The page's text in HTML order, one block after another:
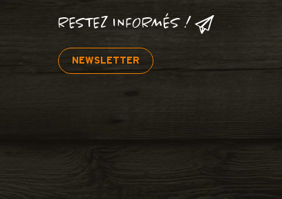
RESTEZ INFORMÉS !
NEWSLETTER